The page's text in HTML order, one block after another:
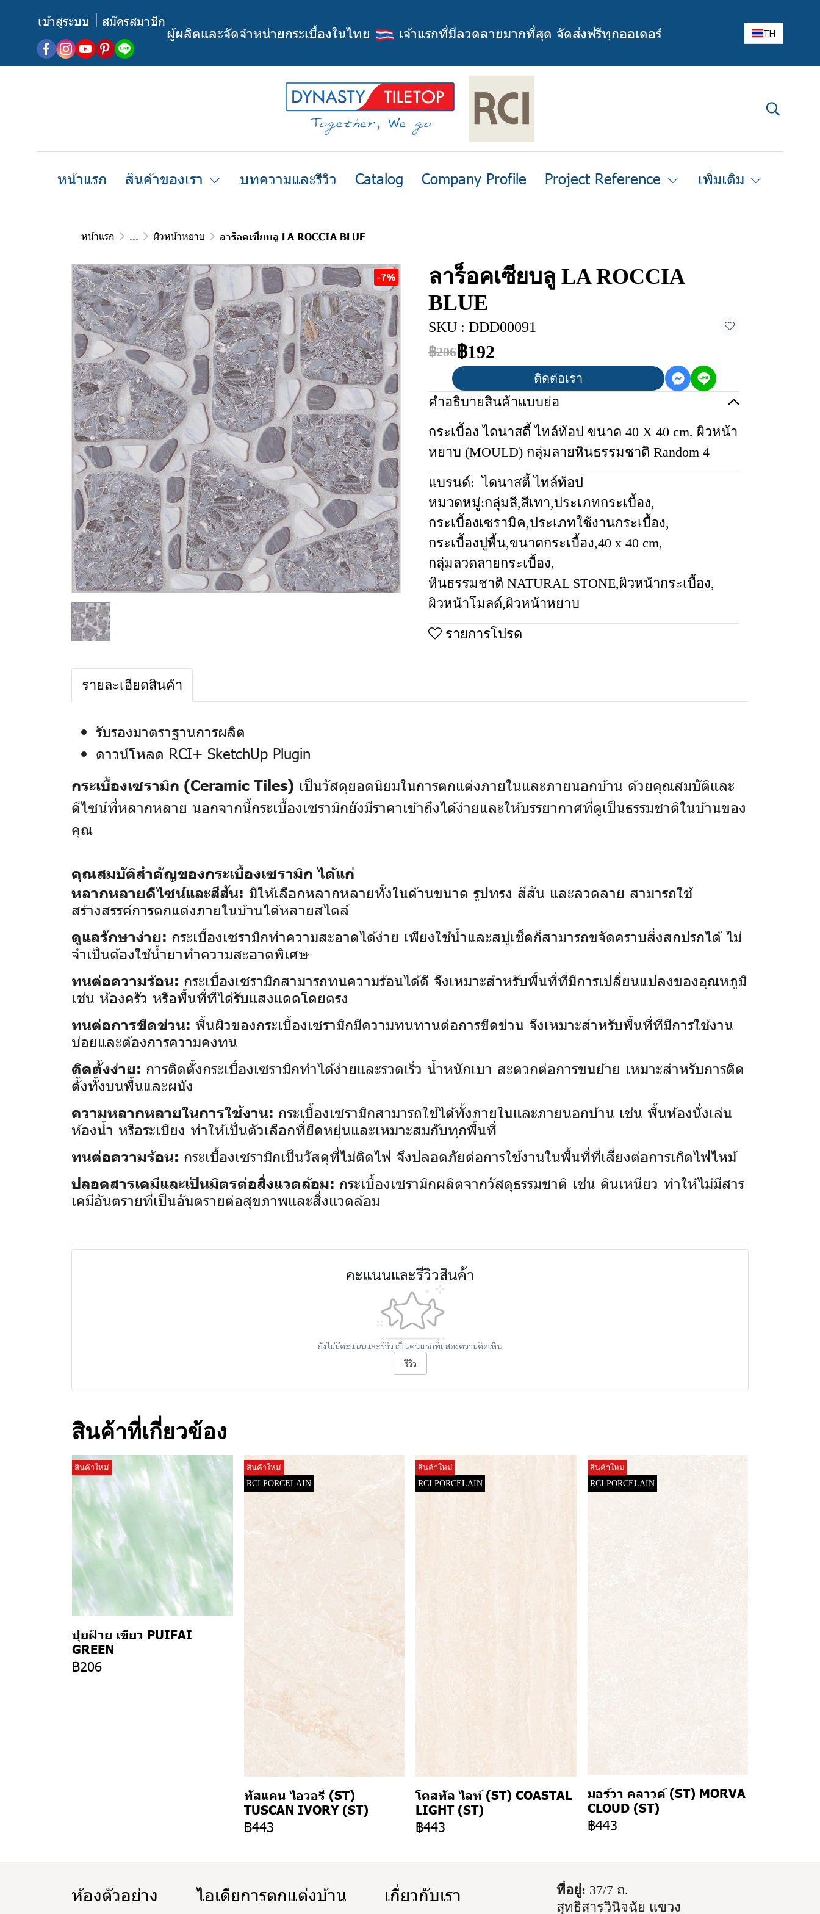
เข้าสู่ระบบ สมัครสมาชิก
ผู้ผลิตและจัดจำหน่ายกระเบื้องในไทย เจ้าแรกที่มีลวดลายมากที่สุด จัดส่งฟรีทุกออเดอร์ TH
หน้าแรก สินค้าของเรา บทความและรีวิว Catalog Company Profile Project Reference เพิ่มเติม
หน้าแรก ... ผิวหน้าหยาบ ลาร็อคเซียบลู LA ROCCIA BLUE
-7%
ลาร็อคเซียบลู LA ROCCIA
BLUE
SKU : DDD00091
฿206 ฿192
ติดต่อเรา
คำอธิบายสินค้าแบบย่อ
กระเบื้อง ไดนาสตี้ ไทล์ท้อป ขนาด 40 X 40 cm. ผิวหน้า
หยาบ (MOULD) กลุ่มลายหินธรรมชาติ Random 4
แบรนด์: ไดนาสตี้ ไทล์ท้อป
หมวดหมู่:กลุ่มสี,สีเทา,ประเภทกระเบื้อง,
กระเบื้องเซรามิค,ประเภทใช้งานกระเบื้อง,
กระเบื้องปูพื้น,ขนาดกระเบื้อง,40 x 40 cm,
กลุ่มลวดลายกระเบื้อง,
หินธรรมชาติ NATURAL STONE,ผิวหน้ากระเบื้อง,
ผิวหน้าโมลด์,ผิวหน้าหยาบ
รายการโปรด
รายละเอียดสินค้า
รับรองมาตราฐานการผลิต
ดาวน์โหลด RCI+ SketchUp Plugin
กระเบื้องเซรามิก (Ceramic Tiles) เป็นวัสดุยอดนิยมในการตกแต่งภายในและภายนอกบ้าน ด้วยคุณสมบัติและ
ดีไซน์ที่หลากหลาย นอกจากนี้กระเบื้องเซรามิกยังมีราคาเข้าถึงได้ง่ายและให้บรรยากาศที่ดูเป็นธรรมชาติในบ้านของ
คุณ
คุณสมบัติสำคัญของกระเบื้องเซรามิก ได้แก่
หลากหลายดีไซน์และสีสัน: มีให้เลือกหลากหลายทั้งในด้านขนาด รูปทรง สีสัน และลวดลาย สามารถใช้
สร้างสรรค์การตกแต่งภายในบ้านได้หลายสไตล์
ดูแลรักษาง่าย: กระเบื้องเซรามิกทำความสะอาดได้ง่าย เพียงใช้น้ำและสบู่เช็ดก็สามารถขจัดคราบสิ่งสกปรกได้ ไม่
จำเป็นต้องใช้น้ำยาทำความสะอาดพิเศษ
ทนต่อความร้อน: กระเบื้องเซรามิกสามารถทนความร้อนได้ดี จึงเหมาะสำหรับพื้นที่ที่มีการเปลี่ยนแปลงของอุณหภูมิ
เช่น ห้องครัว หรือพื้นที่ที่ได้รับแสงแดดโดยตรง
ทนต่อการขีดข่วน: พื้นผิวของกระเบื้องเซรามิกมีความทนทานต่อการขีดข่วน จึงเหมาะสำหรับพื้นที่ที่มีการใช้งาน
บ่อยและต้องการความคงทน
ติดตั้งง่าย: การติดตั้งกระเบื้องเซรามิกทำได้ง่ายและรวดเร็ว น้ำหนักเบา สะดวกต่อการขนย้าย เหมาะสำหรับการติด
ตั้งทั้งบนพื้นและผนัง
ความหลากหลายในการใช้งาน: กระเบื้องเซรามิกสามารถใช้ได้ทั้งภายในและภายนอกบ้าน เช่น พื้นห้องนั่งเล่น
ห้องน้ำ หรือระเบียง ทำให้เป็นตัวเลือกที่ยืดหยุ่นและเหมาะสมกับทุกพื้นที่
ทนต่อความร้อน: กระเบื้องเซรามิกเป็นวัสดุที่ไม่ติดไฟ จึงปลอดภัยต่อการใช้งานในพื้นที่ที่เสี่ยงต่อการเกิดไฟไหม้
ปลอดสารเคมีและเป็นมิตรต่อสิ่งแวดล้อม: กระเบื้องเซรามิกผลิตจากวัสดุธรรมชาติ เช่น ดินเหนียว ทำให้ไม่มีสาร
เคมีอันตรายที่เป็นอันตรายต่อสุขภาพและสิ่งแวดล้อม
คะแนนและรีวิวสินค้า
ยังไม่มีคะแนนและรีวิว เป็นคนแรกที่แสดงความคิดเห็น
รีวิว
สินค้าที่เกี่ยวข้อง
สินค้าใหม่
ปุยฝ้าย เขียว PUIFAI
GREEN
฿206
สินค้าใหม่
RCI PORCELAIN
ทัสแคน ไอวอรี่ (ST)
TUSCAN IVORY (ST)
฿443
สินค้าใหม่
RCI PORCELAIN
โคสทัล ไลท์ (ST) COASTAL
LIGHT (ST)
฿443
สินค้าใหม่
RCI PORCELAIN
มอร์วา คลาวด์ (ST) MORVA
CLOUD (ST)
฿443
ห้องตัวอย่าง ไอเดียการตกแต่งบ้าน เกี่ยวกับเรา ที่อยู่: 37/7 ถ.
สุทธิสารวินิจฉัย แขวง